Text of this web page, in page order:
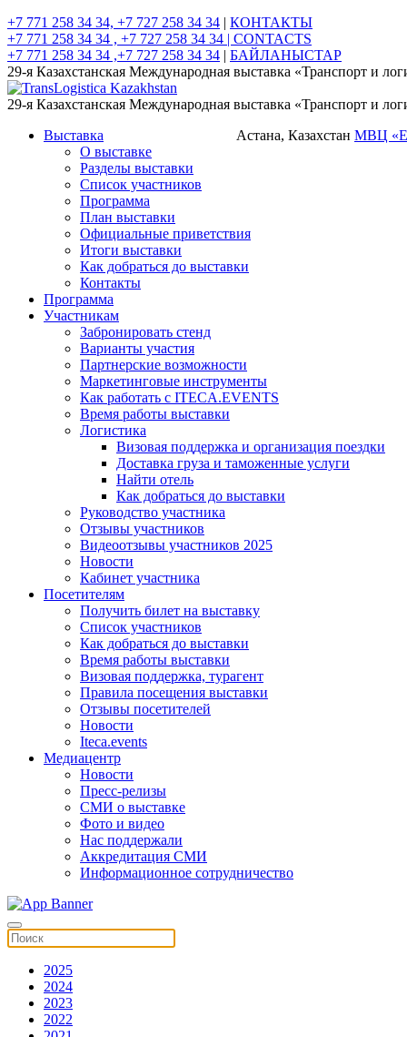
+7 771 258 34 34, +7 727 258 34 34 | КОНТАКТЫ
+7 771 258 34 34 , +7 727 258 34 34 | CONTACTS
+7 771 258 34 34 ,+7 727 258 34 34 | БАЙЛАНЫСТАР
29-я Казахстанская Международная выставка «Транспорт и
29-я Казахстанская Международная выставка «Транспорт и
Астана, Казахстан МВЦ
Выставка
О выставке
Разделы выставки
Список участников
Программа
План выставки
Официальные приветствия
Итоги выставки
Как добраться до выставки
Контакты
Программа
Участникам
Забронировать стенд
Варианты участия
Партнерские возможности
Маркетинговые инструменты
Как работать с ITECA.EVENTS
Время работы выставки
Логистика
Визовая поддержка и организация поездки
Доставка груза и таможенные услуги
Найти отель
Как добраться до выставки
Руководство участника
Отзывы участников
Видеоотзывы участников 2025
Новости
Кабинет участника
Посетителям
Получить билет на выставку
Список участников
Как добраться до выставки
Время работы выставки
Визовая поддержка, турагент
Правила посещения выставки
Отзывы посетителей
Новости
Iteca.events
Медиацентр
Новости
Пресс-релизы
СМИ о выставке
Фото и видео
Нас поддержали
Аккредитация СМИ
Информационное сотрудничество
2025
2024
2023
2022